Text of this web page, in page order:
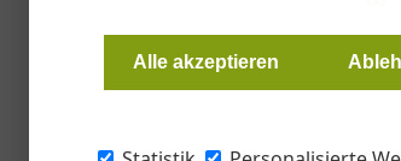
Alle akzeptieren
Starker Auftritt – geringer
drittgrößten Flughafen